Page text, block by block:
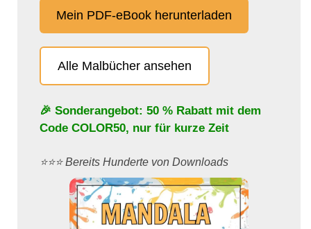
Mein PDF-eBook herunterladen
Alle Malbücher ansehen
🎉 Sonderangebot: 50 % Rabatt mit dem
Code COLOR50, nur für kurze Zeit
⭐️⭐️⭐️ Bereits Hunderte von Downloads